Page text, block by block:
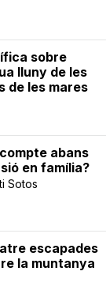
sobre
lluny de les
de les mares
abans
en família?
Sotos
escapades
la muntanya